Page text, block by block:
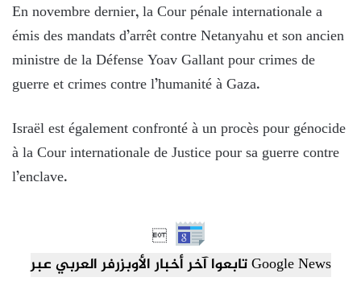
En novembre dernier, la Cour pénale internationale a
émis des mandats d’arrêt contre Netanyahu et son ancien
ministre de la Défense Yoav Gallant pour crimes de
guerre et crimes contre l’humanité à Gaza.
Israël est également confronté à un procès pour génocide
à la Cour internationale de Justice pour sa guerre contre
l’enclave.

تابعوا آخر أخبار الأوبزرفر العربي عبر Google News